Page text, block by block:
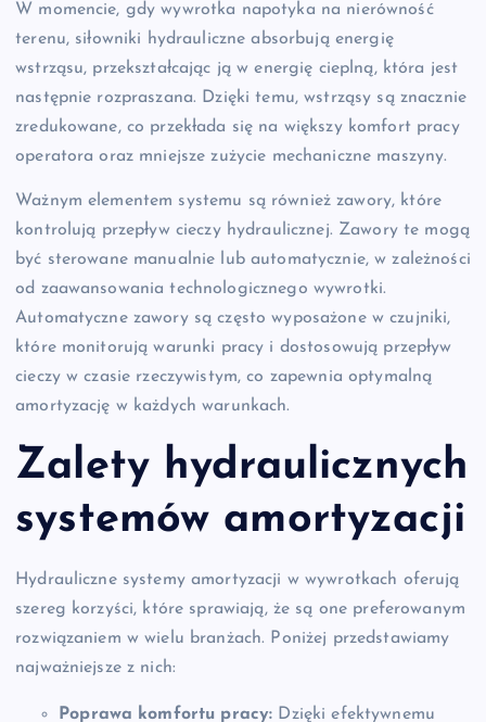
W momencie, gdy wywrotka napotyka na nierówność
terenu, siłowniki hydrauliczne absorbują energię
wstrząsu, przekształcając ją w energię cieplną, która jest
następnie rozpraszana. Dzięki temu, wstrząsy są znacznie
zredukowane, co przekłada się na większy komfort pracy
operatora oraz mniejsze zużycie mechaniczne maszyny.
Ważnym elementem systemu są również zawory, które
kontrolują przepływ cieczy hydraulicznej. Zawory te mogą
być sterowane manualnie lub automatycznie, w zależności
od zaawansowania technologicznego wywrotki.
Automatyczne zawory są często wyposażone w czujniki,
które monitorują warunki pracy i dostosowują przepływ
cieczy w czasie rzeczywistym, co zapewnia optymalną
amortyzację w każdych warunkach.
Zalety hydraulicznych
systemów amortyzacji
Hydrauliczne systemy amortyzacji w wywrotkach oferują
szereg korzyści, które sprawiają, że są one preferowanym
rozwiązaniem w wielu branżach. Poniżej przedstawiamy
najważniejsze z nich:
Poprawa komfortu pracy: Dzięki efektywnemu